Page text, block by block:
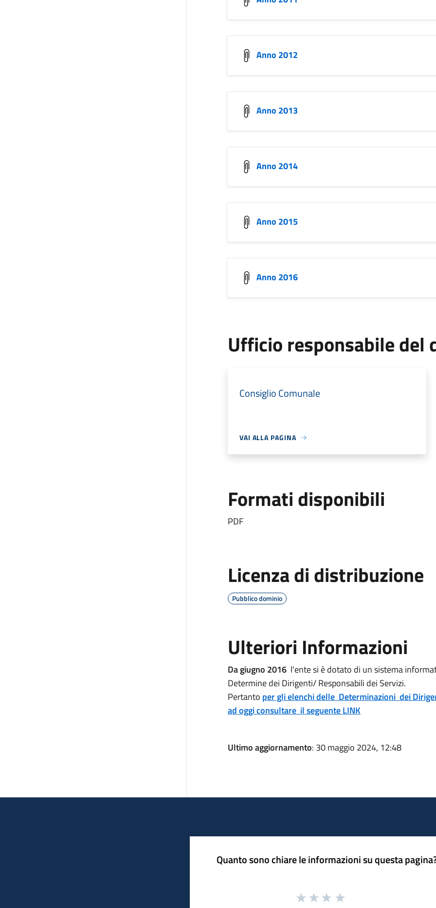
Anno 2012
Anno 2013
Anno 2014
Anno 2015
Anno 2016
Ufficio responsabile del
Consiglio Comunale
VAI ALLA PAGINA
Formati disponibili
PDF
Licenza di distribuzione
Pubblico dominio
Ulteriori Informazioni
Da giugno 2016l'ente si è dotato di un sistema
Determine dei Dirigenti/ Responsabili dei Servizi.
Pertanto per gli elenchi delle Determinazioni dei
ad oggi consultare il seguente LINK
Ultimo aggiornamento: 30 maggio 2024, 12:48
Quanto sono chiare le informazioni su questa